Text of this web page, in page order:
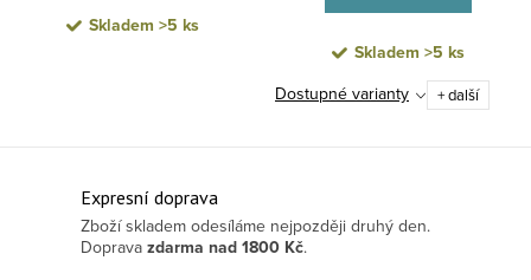
Skladem >5 ks
Skladem >5 ks
Dostupné varianty
+ další
Ovládací prvky výpisu
Expresní doprava
Zboží skladem odesíláme nejpozději druhý den.
Doprava zdarma nad 1800 Kč.